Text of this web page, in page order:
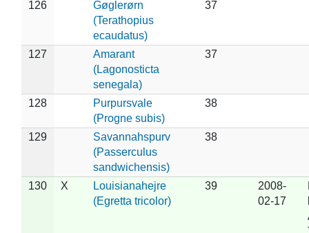
126
Gøglerørn
(Terathopius
ecaudatus)
37
127
Amarant
(Lagonosticta
senegala)
37
128
Purpursvale
(Progne subis)
38
129
Savannahspurv
(Passerculus
sandwichensis)
38
130 X
Louisianahejre
(Egretta tricolor)
39
2008-
02-17